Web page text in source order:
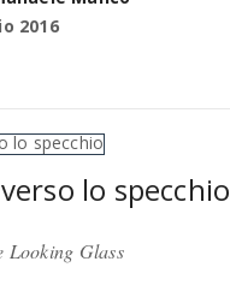
2016
lo specchio
Looking Glass